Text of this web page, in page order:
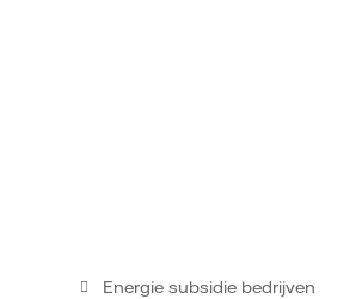
Energie subsidie bedrijven